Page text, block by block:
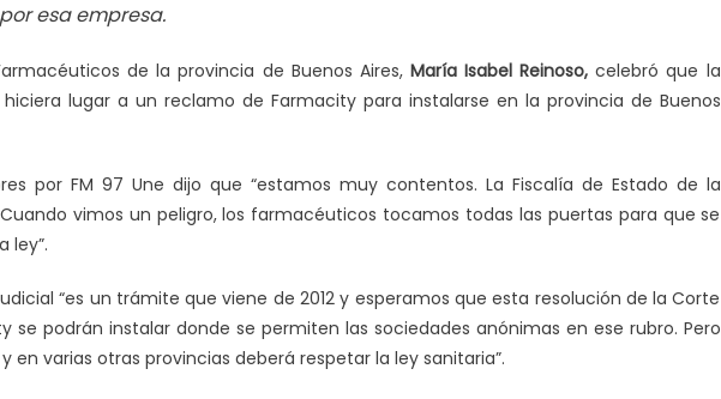
esa empresa.
de la provincia de Buenos Aires, María Isabel Reinoso, celebró que la
lugar a un reclamo de Farmacity para instalarse en la provincia de Buenos
por FM 97 Une dijo que “estamos muy contentos. La Fiscalía de Estado de la
vimos un peligro, los farmacéuticos tocamos todas las puertas para que se
ley”.
“es un trámite que viene de 2012 y esperamos que esta resolución de la Corte
se podrán instalar donde se permiten las sociedades anónimas en ese rubro. Pero
en varias otras provincias deberá respetar la ley sanitaria”.